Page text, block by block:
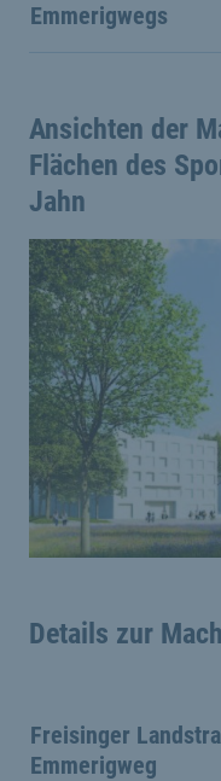
Emmerigwegs
Ansichten der
Flächen des
Jahn
Dies ist eine
Vergrößere Bild 0
Details zur
Freisinger
Emmerigweg